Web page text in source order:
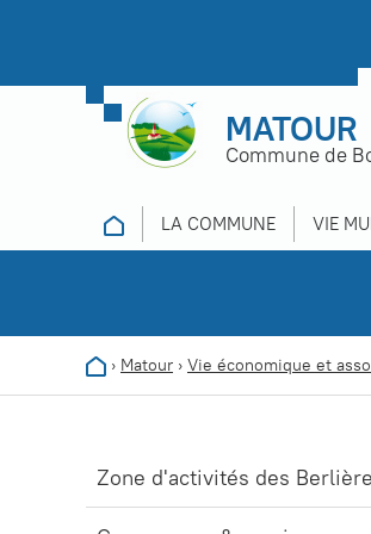
MATOUR
Commune de
LA COMMUNE VIE
› Matour › Vie économique et
Zone d'activités des